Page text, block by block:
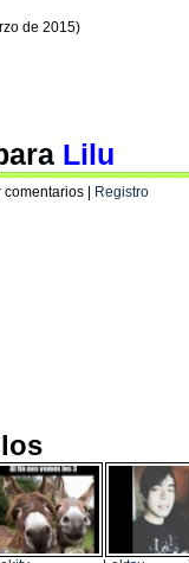
de 2015)
Lilu
| Registro